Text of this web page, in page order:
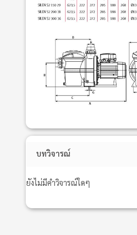
บทวิจารณ์
ยังไม่มีคำวิจารณ์ใดๆ